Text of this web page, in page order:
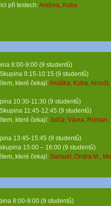
při testech:Andrea, Kuba
8:00-9:00 (9 studentů)
(9 studentů)
které čekají:Amálka, Kuba,
10:30-11:30 (9 studentů)
(9 studentů)
které čekají: Julča, Vávra, Roman,
13:45-15:45 (9 studentů)
(9 studentů)
které čekají: Samuel, Ondra M.,
8:00-9:00 (9 studentů)